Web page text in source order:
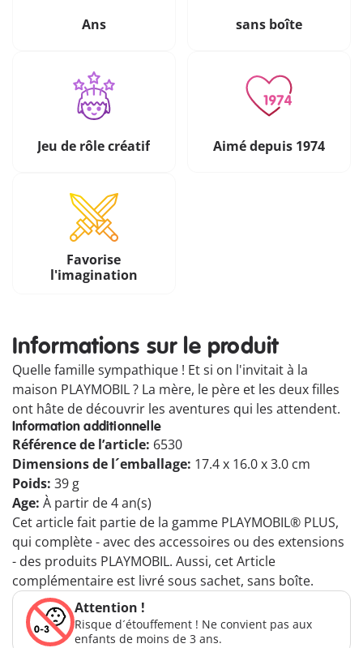
Ans sans boîte
Jeu de rôle créatif Aimé depuis 1974
Favorise
l'imagination
Informations sur le produit
Quelle famille sympathique ! Et si on l'invitait à la
maison PLAYMOBIL ? La mère, le père et les deux filles
ont hâte de découvrir les aventures qui les attendent.
Information additionnelle
Référence de l’article: 6530
Dimensions de l´emballage: 17.4 x 16.0 x 3.0 cm
Poids: 39 g
Age: À partir de 4 an(s)
Cet article fait partie de la gamme PLAYMOBIL® PLUS,
qui complète - avec des accessoires ou des extensions
- des produits PLAYMOBIL. Aussi, cet Article
complémentaire est livré sous sachet, sans boîte.
Attention !
Risque d´étouffement ! Ne convient pas aux
enfants de moins de 3 ans.